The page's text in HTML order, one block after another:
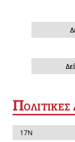
ΠΟΛΙΤΙΚΕΣ
17Ν